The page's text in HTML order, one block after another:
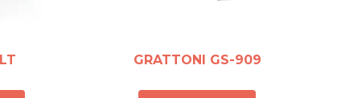
GRATTONI GS-909